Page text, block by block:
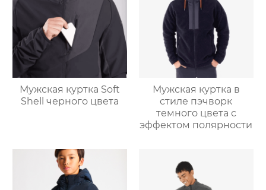
Мужская куртка Soft
Shell черного цвета
Мужская куртка в
стиле пэчворк
темного цвета с
эффектом полярности